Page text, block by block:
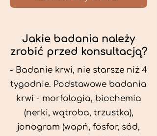
Jakie badania należy
zrobić przed konsultacją?
- Badanie krwi, nie starsze niż 4
tygodnie. Podstawowe badania
krwi - morfologia, biochemia
(nerki, wątroba, trzustka),
jonogram (wapń, fosfor, sód,